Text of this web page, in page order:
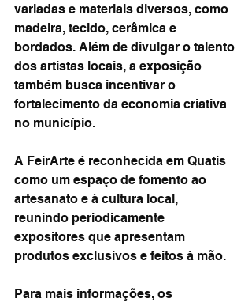
variadas e materiais diversos, como
madeira, tecido, cerâmica e
bordados. Além de divulgar o talento
dos artistas locais, a exposição
também busca incentivar o
fortalecimento da economia criativa
no município.
A FeirArte é reconhecida em Quatis
como um espaço de fomento ao
artesanato e à cultura local,
reunindo periodicamente
expositores que apresentam
produtos exclusivos e feitos à mão.
Para mais informações, os